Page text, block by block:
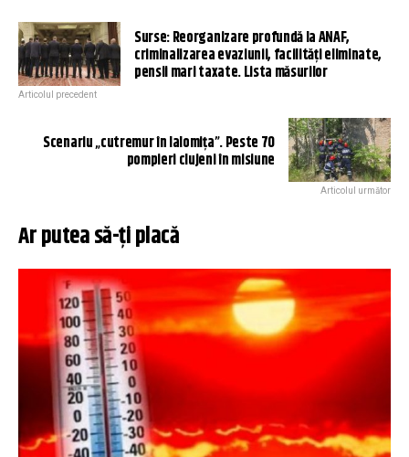
Surse: Reorganizare profundă la ANAF,
criminalizarea evaziunii, facilități eliminate,
pensii mari taxate. Lista măsurilor
Articolul precedent
Scenariu „cutremur în Ialomița”. Peste 70
pompieri clujeni în misiune
Articolul următor
Ar putea să-ți placă